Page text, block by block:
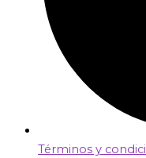
Términos y